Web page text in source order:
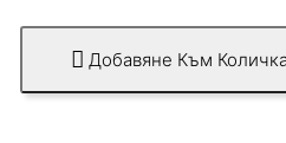
 Добавяне Към